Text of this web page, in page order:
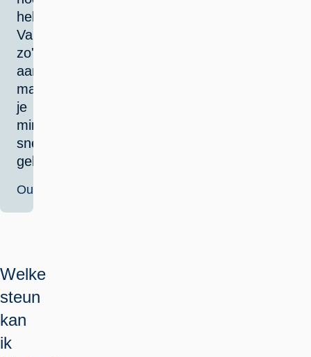
hebt.'
Van
zo'n
aanbod
maak
je
minder
snel
gebruik.
Ouder
Welke
steun
kan
ik